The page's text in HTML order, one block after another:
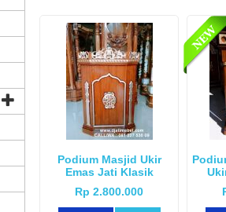
Podium Masjid Ukir
Emas Jati Klasik
Rp 2.800.000